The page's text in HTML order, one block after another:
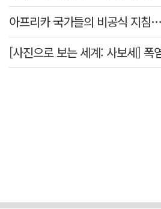
아프리카 국가들의 비공식 지